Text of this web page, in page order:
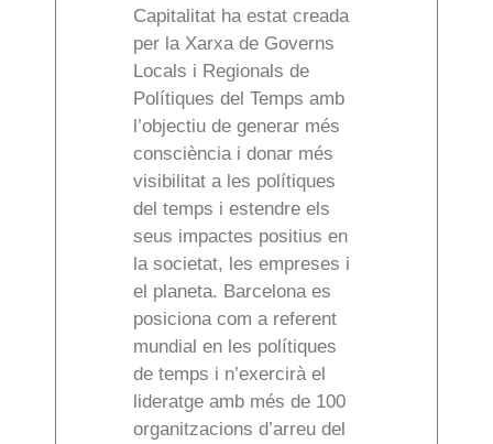
Capitalitat ha estat creada
per la Xarxa de Governs
Locals i Regionals de
Polítiques del Temps amb
l’objectiu de generar més
consciència i donar més
visibilitat a les polítiques
del temps i estendre els
seus impactes positius en
la societat, les empreses i
el planeta. Barcelona es
posiciona com a referent
mundial en les polítiques
de temps i n’exercirà el
lideratge amb més de 100
organitzacions d’arreu del